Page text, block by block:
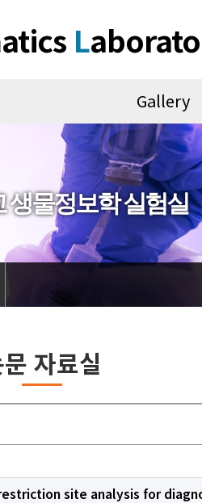
L
Gallery
생물정보학 실험실
자료실
site analysis for